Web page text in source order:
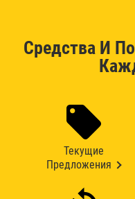
Средства И
Текущие
Предложения